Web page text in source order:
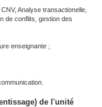
Analyse transactionelle,
de conflits, gestion des
enseignante ;
de l'unité